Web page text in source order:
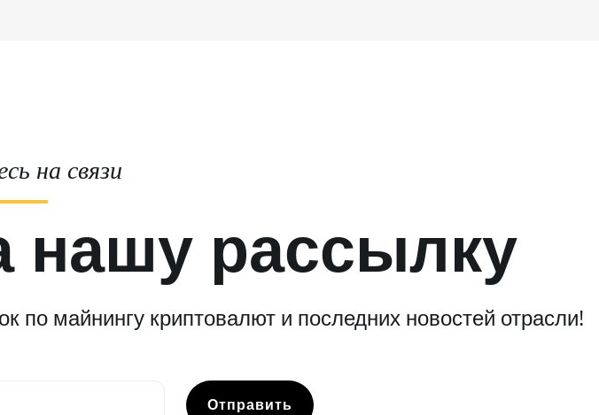
на связи
нашу рассылку
по майнингу криптовалют и последних новостей отрасли!
Отправить